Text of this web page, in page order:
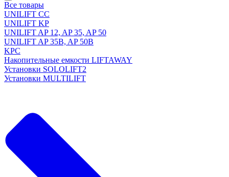
Все товары
UNILIFT CC
UNILIFT KP
UNILIFT AP 12, AP 35, AP 50
UNILIFT AP 35B, AP 50B
KPC
Накопительные емкости LIFTAWAY
Установки SOLOLIFT2
Установки MULTILIFT